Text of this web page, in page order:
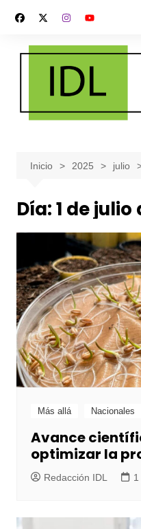
contenido
Inicio 2025 julio
Día:1 de julio
Más allá Nacionales
Avance
optimizar la
Redacción IDL